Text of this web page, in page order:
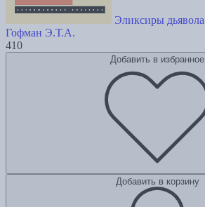
Эликсиры дьявола
Гофман Э.Т.А.
410
Добавить в избранное
Добавить в корзину